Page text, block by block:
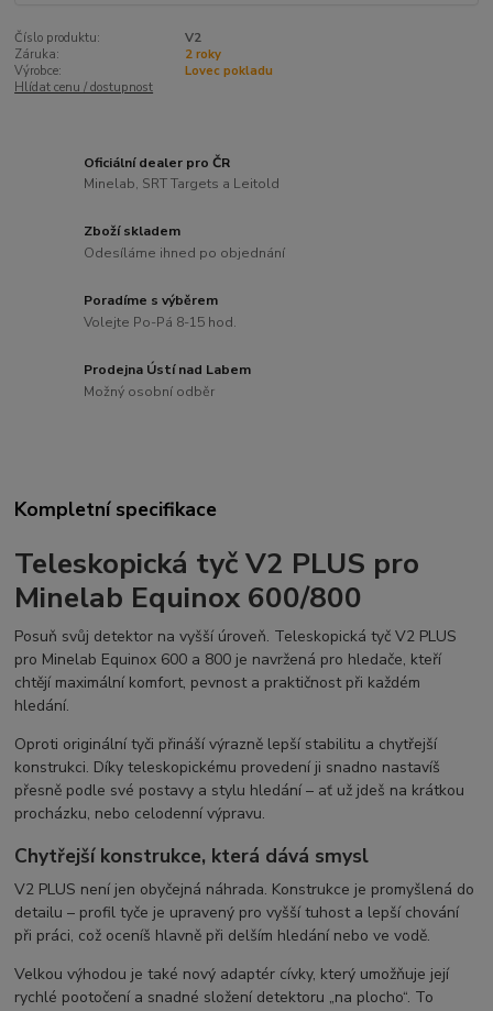
Číslo produktu:
V2
Záruka:
2 roky
Výrobce:
Lovec pokladu
Hlídat cenu / dostupnost
Oficiální dealer pro ČR
Minelab, SRT Targets a Leitold
Zboží skladem
Odesíláme ihned po objednání
Poradíme s výběrem
Volejte Po-Pá 8-15 hod.
Prodejna Ústí nad Labem
Možný osobní odběr
Kompletní specifikace
Teleskopická tyč V2 PLUS pro
Minelab Equinox 600/800
Posuň svůj detektor na vyšší úroveň. Teleskopická tyč V2 PLUS
pro Minelab Equinox 600 a 800 je navržená pro hledače, kteří
chtějí maximální komfort, pevnost a praktičnost při každém
hledání.
Oproti originální tyči přináší výrazně lepší stabilitu a chytřejší
konstrukci. Díky teleskopickému provedení ji snadno nastavíš
přesně podle své postavy a stylu hledání – ať už jdeš na krátkou
procházku, nebo celodenní výpravu.
Chytřejší konstrukce, která dává smysl
V2 PLUS není jen obyčejná náhrada. Konstrukce je promyšlená do
detailu – profil tyče je upravený pro vyšší tuhost a lepší chování
při práci, což oceníš hlavně při delším hledání nebo ve vodě.
Velkou výhodou je také nový adaptér cívky, který umožňuje její
rychlé pootočení a snadné složení detektoru „na plocho“. To